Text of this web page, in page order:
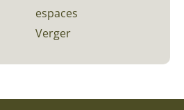
espaces
Verger